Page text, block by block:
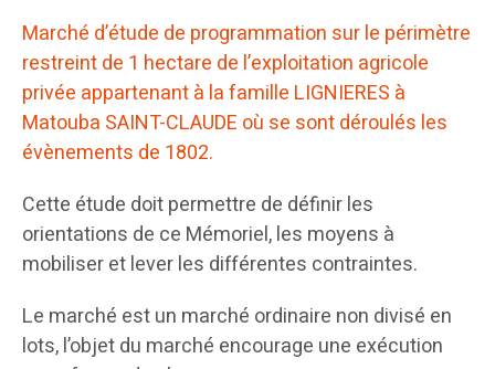
Marché d’étude de programmation sur le périmètre
restreint de 1 hectare de l’exploitation agricole
privée appartenant à la famille LIGNIERES à
Matouba SAINT-CLAUDE où se sont déroulés les
évènements de 1802.
Cette étude doit permettre de définir les
orientations de ce Mémoriel, les moyens à
mobiliser et lever les différentes contraintes.
Le marché est un marché ordinaire non divisé en
lots, l’objet du marché encourage une exécution